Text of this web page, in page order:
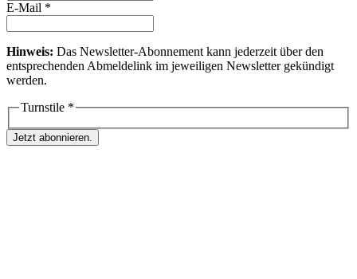
E-Mail *
Hinweis: Das Newsletter-Abonnement kann jederzeit über den
entsprechenden Abmeldelink im jeweiligen Newsletter gekündigt
werden.
Turnstile *
Jetzt abonnieren.